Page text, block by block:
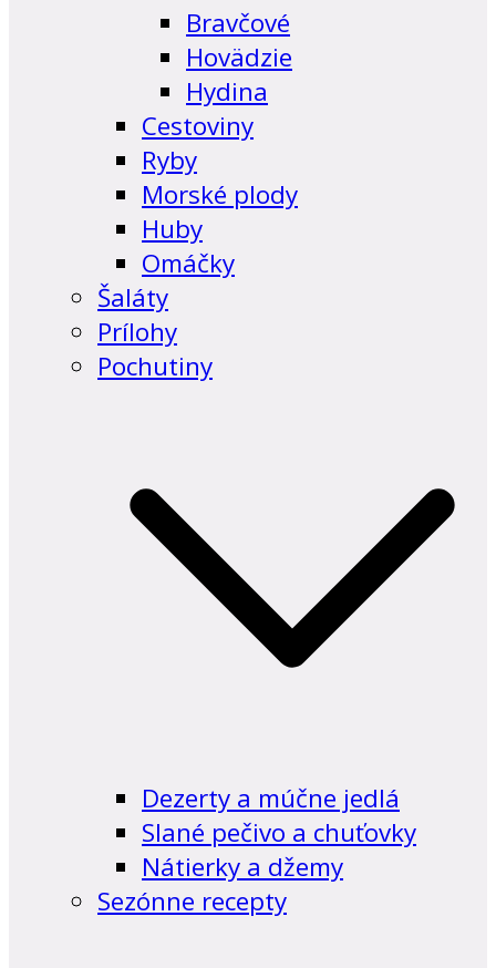
Bravčové
Hovädzie
Hydina
Cestoviny
Ryby
Morské plody
Huby
Omáčky
Šaláty
Prílohy
Pochutiny
Dezerty a múčne jedlá
Slané pečivo a chuťovky
Nátierky a džemy
Sezónne recepty